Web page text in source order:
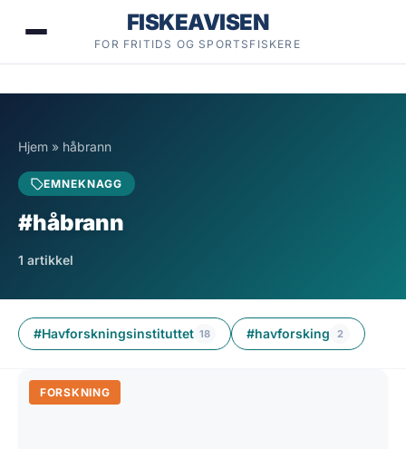
FISKEAVISEN
FOR FRITIDS OG SPORTSFISKERE
Hjem » håbrann
EMNEKNAGG
#håbrann
1 artikkel
#Havforskningsinstituttet 18 #havforsking 2
FORSKNING